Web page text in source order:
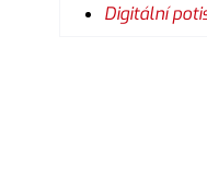
Digitální